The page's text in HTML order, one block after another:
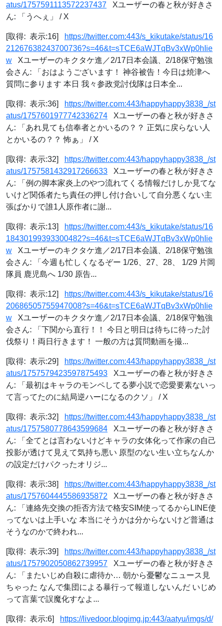
atus/1757591113572237437 Xユーザーの春と秋が好きさ
ん: 「うへぇ」 / X
[取得: 表示:16]
https://twitter.com:443/s_kikutake/status/16
21267638243700736?s=46&t=sTCE6aWJTqBv3xWp0hIie
w Xユーザーのキクタケ進／2/17日本会議、2/18保守勉強
会さん: 「おはようございます！ 神谷被告！今日は焼津へ
質問に参ります 本日 我々参政党討伐隊は日本全...
[取得: 表示:36]
https://twitter.com:443/happyhappy3838_/st
atus/1757601977742336274 Xユーザーの春と秋が好きさ
ん: 「あれ見ても信奉者とかいるの？？ 正気に戻らない人
とかいるの？？ 怖ぁ」 / X
[取得: 表示:32]
https://twitter.com:443/happyhappy3838_/st
atus/1757581432917266633 Xユーザーの春と秋が好きさ
ん: 「例の脚本家炎上のやつ流れてくる情報だけしか見てな
いけど関係者たち責任の押し付け合いして自分悪くない主
張ばかりで誰1人原作者に謝...
[取得: 表示:13]
https://twitter.com:443/s_kikutake/status/16
18430199393300482?s=46&t=sTCE6aWJTqBv3xWp0hIie
w Xユーザーのキクタケ進／2/17日本会議、2/18保守勉強
会さん: 「今週も忙しくなるぞー 1/26、27、28、 1/29 片岡
隊員 鹿児島へ 1/30 原告...
[取得: 表示:12]
https://twitter.com:443/s_kikutake/status/16
20686505755947008?s=46&t=sTCE6aWJTqBv3xWp0hIie
w Xユーザーのキクタケ進／2/17日本会議、2/18保守勉強
会さん: 「下関から直行！！ 今日と明日は待ちに待った討
伐祭り！両日行きます！ 一般の方は質問動画を撮...
[取得: 表示:29]
https://twitter.com:443/happyhappy3838_/st
atus/1757579423597875493 Xユーザーの春と秋が好きさ
ん: 「最初はキャラのモンペしてる夢小説で恋愛要素ないっ
て言ってたのに結局逆ハーになるのクソ」 / X
[取得: 表示:32]
https://twitter.com:443/happyhappy3838_/st
atus/1757580778643599684 Xユーザーの春と秋が好きさ
ん: 「全てとは言わないけどキャラの女体化って作家の自己
投影が透けて見えて気持ち悪い 原型のない生い立ちなんか
の設定だけパクったオリジ...
[取得: 表示:38]
https://twitter.com:443/happyhappy3838_/st
atus/1757604445586935872 Xユーザーの春と秋が好きさ
ん: 「連絡先交換の拒否方法で格安SIM使ってるからLINE使
ってないは上手いな 本当にそうかは分からないけど普通は
そうなのかで終われ...
[取得: 表示:39]
https://twitter.com:443/happyhappy3838_/st
atus/1757902050862739957 Xユーザーの春と秋が好きさ
ん: 「またいじめ自殺に虐待か… 朝から憂鬱なニュース見
ちゃった なんで集団による暴行って報道しないんだ いじめ
って言葉で誤魔化すなよ...
[取得: 表示:6]
https://livedoor.blogimg.jp:443/aatyu/imgs/d/